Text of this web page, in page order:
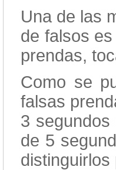
Una de las
de falsos
prendas,
Como se
falsas
3
de 5